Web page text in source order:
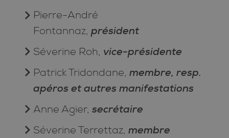
Pierre-André
Fontannaz, président
Séverine Roh, vice-présidente
Patrick Tridondane, membre, resp.
apéros et autres manifestations
Anne Agier, secrétaire
Séverine Terrettaz, membre